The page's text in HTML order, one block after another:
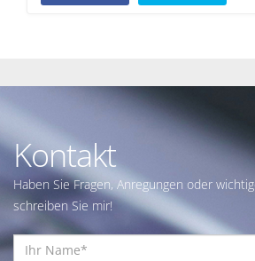
Kontakt
Haben Sie Fragen, Anregungen oder
schreiben Sie mir!